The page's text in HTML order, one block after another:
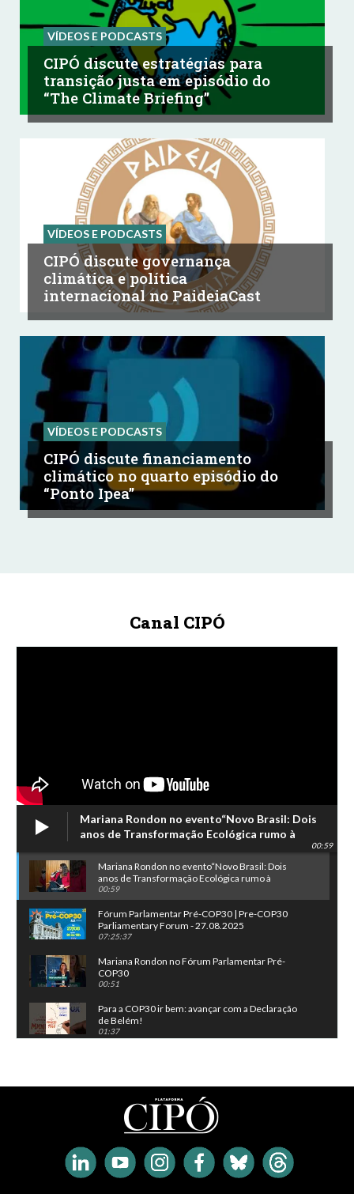
VÍDEOS E PODCASTS
CIPÓ discute estratégias para
transição justa em episódio do
“The Climate Briefing”
VÍDEOS E PODCASTS
CIPÓ discute governança
climática e política
internacional no PaideiaCast
VÍDEOS E PODCASTS
CIPÓ discute financiamento
climático no quarto episódio do
“Ponto Ipea”
Canal CIPÓ
Mariana Rondon no evento“Novo Brasil: Dois
anos de Transformação Ecológica rumo à
00:59
Mariana Rondon no evento“Novo Brasil: Dois
anos de Transformação Ecológica rumo à
COP30”
00:59
Fórum Parlamentar Pré-COP30 | Pre-COP30
Parliamentary Forum - 27.08.2025
07:25:37
Mariana Rondon no Fórum Parlamentar Pré-
COP30
00:51
Para a COP30 ir bem: avançar com a Declaração
de Belém!
01:37
CIPÓ na II Cúpula Parlamentar de Mudança
Climática e Transição Justa da América Latina e
do Caribe
Comissão Geral para Debater a COP30 no
Parlamento Brasileiro
04:12